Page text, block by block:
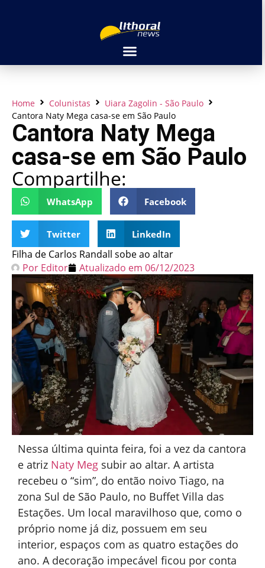
Home Colunistas
Uiara Zagolin - São Paulo
Cantora Naty Mega casa-se em São Paulo
Cantora Naty Mega
casa-se em São Paulo
Compartilhe:
WhatsApp Facebook
Twitter LinkedIn
Filha de Carlos Randall sobe ao altar
Por Editor Atualizado em 06/12/2023
Nessa última quinta feira, foi a vez da cantora
e atriz Naty Meg subir ao altar. A artista
recebeu o “sim”, do então noivo Tiago, na
zona Sul de São Paulo, no Buffet Villa das
Estações. Um local maravilhoso que, como o
próprio nome já diz, possuem em seu
interior, espaços com as quatro estações do
ano. A decoração impecável ficou por conta